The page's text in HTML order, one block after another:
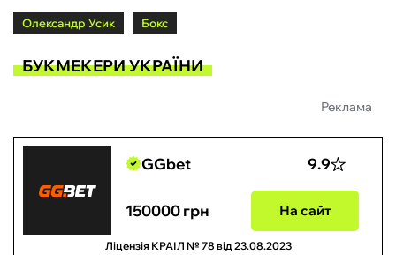
Олександр Усик Бокс
БУКМЕКЕРИ УКРАЇНИ
Реклама
GGbet 9.9
150000 грн На сайт
Ліцензія КРАІЛ № 78 від 23.08.2023